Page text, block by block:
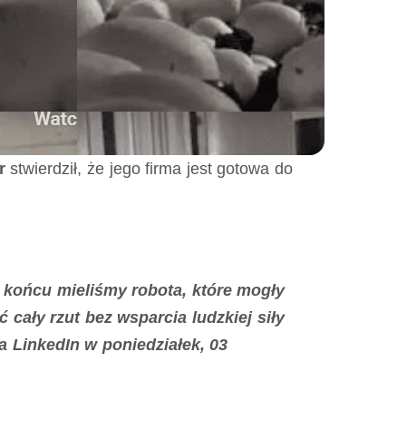
stwierdził, że jego firma jest gotowa do
mieliśmy robota, które mogły
rzut bez wsparcia ludzkiej siły
LinkedIn w poniedziałek, 03